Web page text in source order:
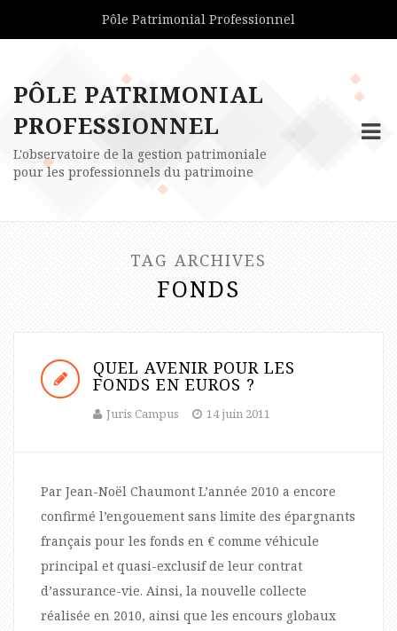
Pôle Patrimonial Professionnel
PÔLE PATRIMONIAL
PROFESSIONNEL
L'observatoire de la gestion patrimoniale
pour les professionnels du patrimoine
TAG ARCHIVES
FONDS
QUEL AVENIR POUR LES
FONDS EN EUROS ?
Juris Campus 14 juin 2011
Par Jean-Noël Chaumont L’année 2010 a encore
confirmé l’engouement sans limite des épargnants
français pour les fonds en € comme véhicule
principal et quasi-exclusif de leur contrat
d’assurance-vie. Ainsi, la nouvelle collecte
réalisée en 2010, ainsi que les encours globaux